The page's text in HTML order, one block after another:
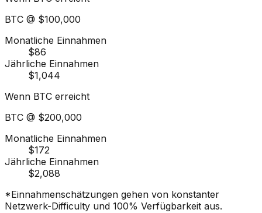
BTC @ $100,000
Monatliche Einnahmen
$86
Jährliche Einnahmen
$1,044
Wenn BTC erreicht
BTC @ $200,000
Monatliche Einnahmen
$172
Jährliche Einnahmen
$2,088
*Einnahmenschätzungen gehen von konstanter
Netzwerk-Difficulty und 100% Verfügbarkeit aus.